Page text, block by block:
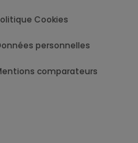
Politique Cookies
Données personnelles
Mentions comparateurs